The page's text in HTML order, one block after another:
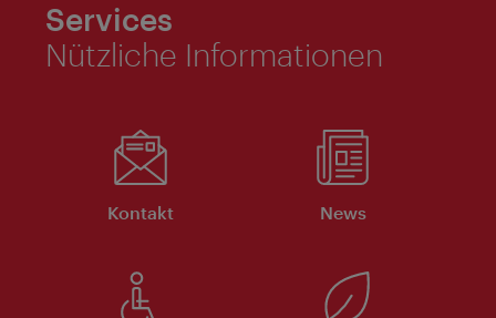
Services
Nützliche Informationen
Kontakt News